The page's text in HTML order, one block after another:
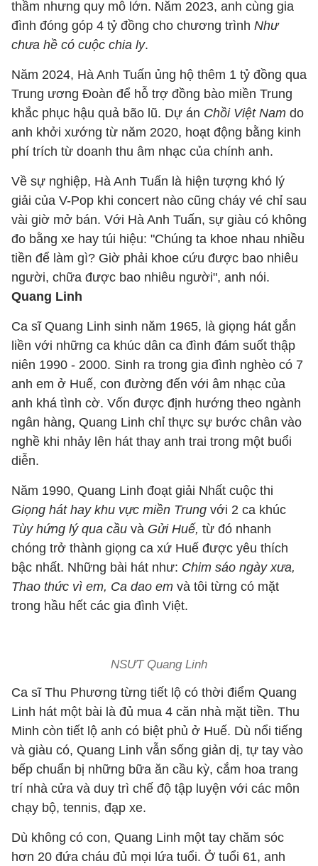
thầm nhưng quy mô lớn. Năm 2023, anh cùng gia
đình đóng góp 4 tỷ đồng cho chương trình Như
chưa hề có cuộc chia ly.
Năm 2024, Hà Anh Tuấn ủng hộ thêm 1 tỷ đồng qua
Trung ương Đoàn để hỗ trợ đồng bào miền Trung
khắc phục hậu quả bão lũ. Dự án Chồi Việt Nam do
anh khởi xướng từ năm 2020, hoạt động bằng kinh
phí trích từ doanh thu âm nhạc của chính anh.
Về sự nghiệp, Hà Anh Tuấn là hiện tượng khó lý
giải của V-Pop khi concert nào cũng cháy vé chỉ sau
vài giờ mở bán. Với Hà Anh Tuấn, sự giàu có không
đo bằng xe hay túi hiệu: "Chúng ta khoe nhau nhiều
tiền để làm gì? Giờ phải khoe cứu được bao nhiêu
người, chữa được bao nhiêu người", anh nói.
Quang Linh
Ca sĩ Quang Linh sinh năm 1965, là giọng hát gắn
liền với những ca khúc dân ca đình đám suốt thập
niên 1990 - 2000. Sinh ra trong gia đình nghèo có 7
anh em ở Huế, con đường đến với âm nhạc của
anh khá tình cờ. Vốn được định hướng theo ngành
ngân hàng, Quang Linh chỉ thực sự bước chân vào
nghề khi nhảy lên hát thay anh trai trong một buổi
diễn.
Năm 1990, Quang Linh đoạt giải Nhất cuộc thi
Giọng hát hay khu vực miền Trung với 2 ca khúc
Tùy hứng lý qua cầu và Gửi Huế, từ đó nhanh
chóng trở thành giọng ca xứ Huế được yêu thích
bậc nhất. Những bài hát như: Chim sáo ngày xưa,
Thao thức vì em, Ca dao em và tôi từng có mặt
trong hầu hết các gia đình Việt.
NSƯT Quang Linh
Ca sĩ Thu Phương từng tiết lộ có thời điểm Quang
Linh hát một bài là đủ mua 4 căn nhà mặt tiền. Thu
Minh còn tiết lộ anh có biệt phủ ở Huế. Dù nổi tiếng
và giàu có, Quang Linh vẫn sống giản dị, tự tay vào
bếp chuẩn bị những bữa ăn cầu kỳ, cắm hoa trang
trí nhà cửa và duy trì chế độ tập luyện với các môn
chạy bộ, tennis, đạp xe.
Dù không có con, Quang Linh một tay chăm sóc
hơn 20 đứa cháu đủ mọi lứa tuổi. Ở tuổi 61, anh